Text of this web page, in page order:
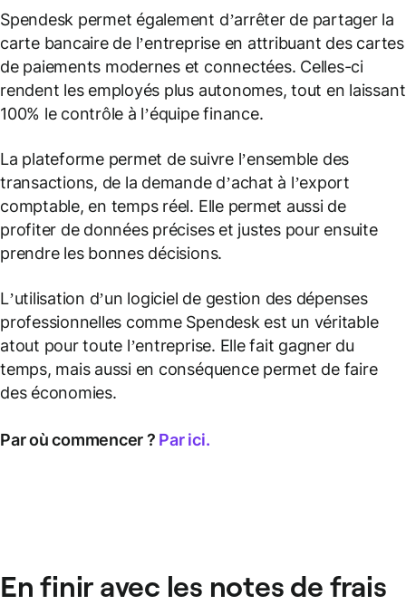
Spendesk permet également d’arrêter de partager la
carte bancaire de l’entreprise en attribuant des cartes
de paiements modernes et connectées. Celles-ci
rendent les employés plus autonomes, tout en laissant
100% le contrôle à l’équipe finance.
La plateforme permet de suivre l’ensemble des
transactions, de la demande d’achat à l’export
comptable, en temps réel. Elle permet aussi de
profiter de données précises et justes pour ensuite
prendre les bonnes décisions.
L’utilisation d’un logiciel de gestion des dépenses
professionnelles comme Spendesk est un véritable
atout pour toute l’entreprise. Elle fait gagner du
temps, mais aussi en conséquence permet de faire
des économies.
Par où commencer ? Par ici.
En finir avec les notes de frais